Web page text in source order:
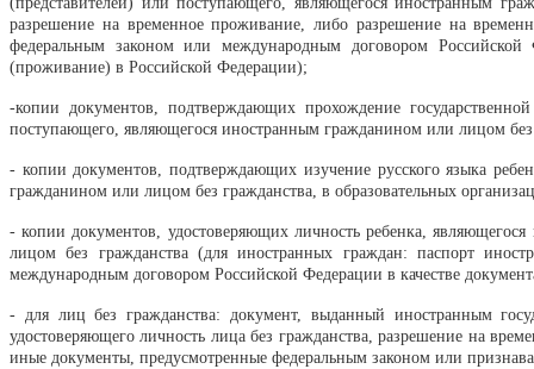
разрешение на временное проживание, либо разрешение на
федеральным законом или международным договором
(проживание) в Российской Федерации);
-копии документов, подтверждающих прохождение
поступающего, являющегося иностранным гражданином или лицом без
- копии документов, подтверждающих изучение русского языка
гражданином или лицом без гражданства, в образовательных
- копии документов, удостоверяющих личность ребенка,
лицом без гражданства (для иностранных граждан: паспорт
международным договором Российской Федерации в качестве
- для лиц без гражданства: документ, выданный иностранным
удостоверяющего личность лица без гражданства, разрешение на
иные документы, предусмотренные федеральным законом или